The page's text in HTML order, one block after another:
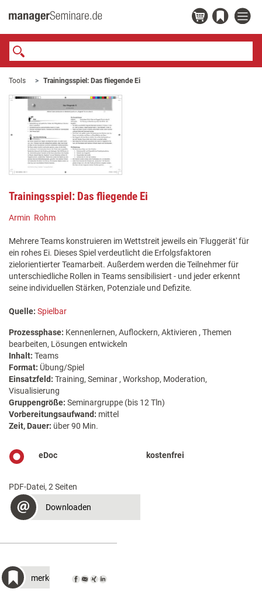
Tools Trainingsspiel: Das fliegende Ei
Trainingsspiel: Das fliegende Ei
Armin Rohm
Mehrere Teams konstruieren im Wettstreit jeweils ein 'Fluggerät' für
ein rohes Ei. Dieses Spiel verdeutlicht die Erfolgsfaktoren
zielorientierter Teamarbeit. Außerdem werden die Teilnehmer für
unterschiedliche Rollen in Teams sensibilisiert - und jeder erkennt
seine individuellen Stärken, Potenziale und Defizite.
Quelle: Spielbar
Prozessphase: Kennenlernen, Auflockern, Aktivieren , Themen
bearbeiten, Lösungen entwickeln
Inhalt: Teams
Format: Übung/Spiel
Einsatzfeld: Training, Seminar , Workshop, Moderation,
Visualisierung
Gruppengröße: Seminargruppe (bis 12 Tln)
Vorbereitungsaufwand: mittel
Zeit, Dauer: über 90 Min.
eDoc kostenfrei
PDF-Datei, 2 Seiten
Downloaden
merken